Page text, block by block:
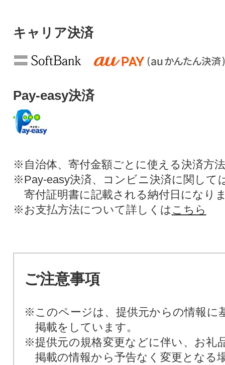
キャリア決済
Pay-easy決済
※自治体、寄付金額ごとに使える決済方
※Pay-easy決済、コンビニ決済に関して
寄付証明書に記載される納付日になり
※お支払方法について詳しくは こちら
ご注意事項
※このページは、提供元からの情報に
掲載をしています。
※提供元の規格変更などに伴い、お礼
掲載の情報から予告なく変更となる